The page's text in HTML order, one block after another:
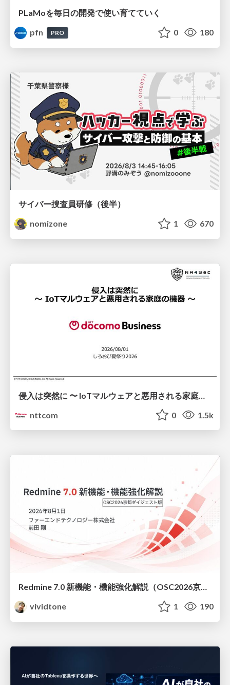
PLaMoを毎日の開発で使い育てていく
pfn
PRO 0 180
サイバー捜査員研修（後半）
nomizone
1 670
nttcom
0 1.5k
Redmine 7.0 新機能・機能強化解説（OSC2026京都ダイジェスト版）
vividtone
1 190